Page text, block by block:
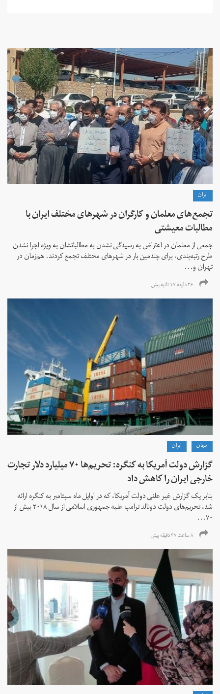
ايران
تجمع‌های معلمان و کارگران در شهرهای مختلف ایران با
مطالبات معیشتی
جمعی از معلمان در اعتراض به رسیدگی نشدن به مطالباتشان به ویژه اجرا نشدن
طرح رتبه‌بندی، برای چندمین بار در شهرهای مختلف تجمع کردند. هم‌زمان در
تهران و...
۳۶ دقیقه ۱۷ ثانیه پیش
جهان ايران
گزارش دولت آمریکا به کنگره: تحریم‌ها ۷۰ میلیارد دلار تجارت
خارجی ایران را کاهش داد
بنابر یک گزارش غیر علنی دولت آمریکا، که در اوایل ماه سپتامبر به کنگره ارائه
شد، تحریم‌های دولت دونالد ترامپ علیه جمهوری اسلامی از سال ۲۰۱۸ بیش از
۷۰...
۸ ساعت ۳۷ دقیقه پیش